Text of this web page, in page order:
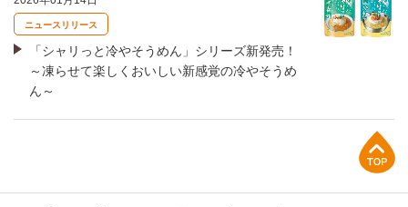
ニュースリリース
「シャリっと冷やそうめん」シリーズ新発売！
～凍らせて楽しくおいしい新感覚の冷やそうめ
ん～